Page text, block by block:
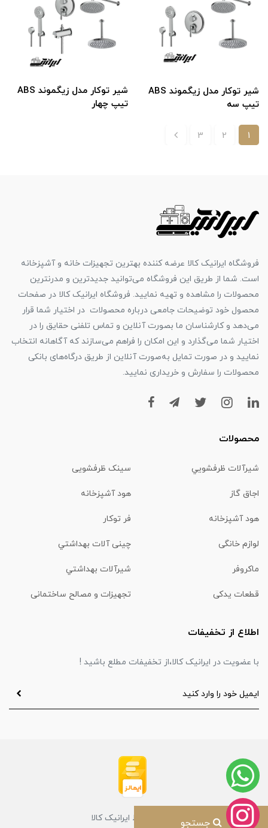
شیر توکار مدل زیگموند ABS
تیپ سه
شیر توکار مدل زیگموند ABS
تیپ چهار
1
2
3
جستجو
فروشگاه ایرانیک کالا عرضه کننده بهترین تجهیزات خانه و آشپزخانه
است. شما از طریق این فروشگاه می‌توانید جدیدترین و مدرنترین
محصولات را مشاهده و تهیه نمایید. فروشگاه ایرانیک کالا در صفحات
محصول خود توضیحات جامعی درباره محصولات در اختیار شما قرار
می‌دهد و کارشناسان ما بصورت آنلاین و تماس تلفنی حقایق را در
اختیار شما می‌گذارد و این امکان را فراهم می‌سازند که آگاهانه انتخاب
نمایید و در صورت تمایل به‌صورت آنلاین از طریق درگاه‌های بانکی
محصولات را سفارش و خریداری نمایید.
محصولات
شیرآلات ظرفشويي سینک ظرفشویی
اجاق گاز هود آشپزخانه
هود آشپزخانه فر توکار
لوازم خانگی چینی آلات بهداشتي
ماكروفر شیرآلات بهداشتي
قطعات یدکی تجهیزات و مصالح ساختمانی
اطلاع از تخفیفات
با عضویت در ایرانیک کالا،از تخفیفات مطلع باشید !
طراحی توسط ایرانیک کالا